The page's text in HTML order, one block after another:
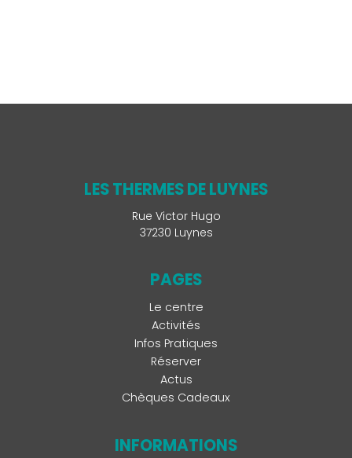
LES THERMES DE LUYNES
Rue Victor Hugo
37230 Luynes
PAGES
Le centre
Activités
Infos Pratiques
Réserver
Actus
Chèques Cadeaux
INFORMATIONS